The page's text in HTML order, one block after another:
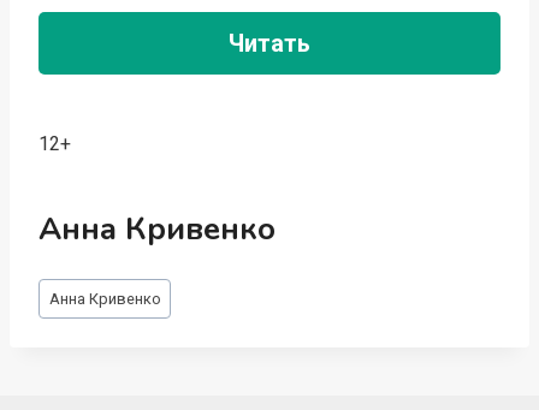
Читать
12+
Анна Кривенко
Метки
записи:
Анна Кривенко